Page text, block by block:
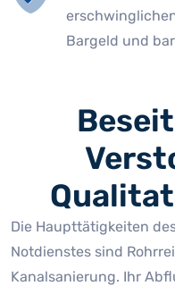
Bargeld und
Die Haupttätigkeiten
Notdienstes sind
Kanalsanierung. Ihr